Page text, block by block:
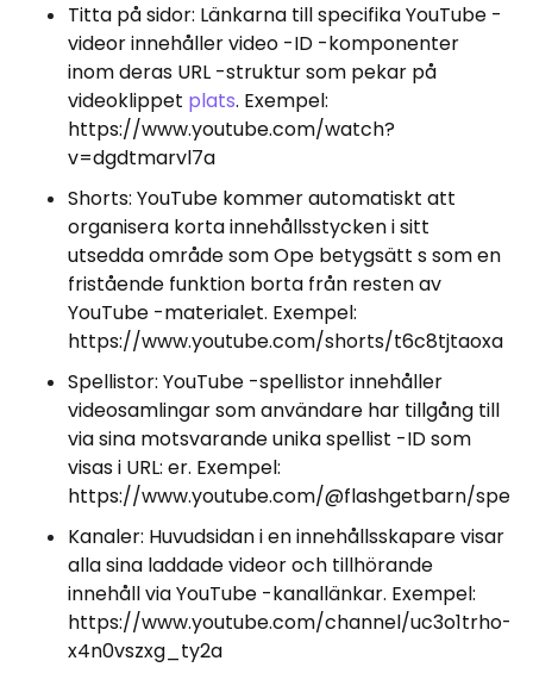
Titta på sidor: Länkarna till specifika YouTube -
videor innehåller video -ID -komponenter
inom deras URL -struktur som pekar på
videoklippet plats. Exempel:
https://www.youtube.com/watch?
v=dgdtmarvl7a
Shorts: YouTube kommer automatiskt att
organisera korta innehållsstycken i sitt
utsedda område som Ope betygsätt s som en
fristående funktion borta från resten av
YouTube -materialet. Exempel:
https://www.youtube.com/shorts/t6c8tjtaoxa
Spellistor: YouTube -spellistor innehåller
videosamlingar som användare har tillgång till
via sina motsvarande unika spellist -ID som
visas i URL: er. Exempel:
https://www.youtube.com/@flashgetbarn/
Kanaler: Huvudsidan i en innehållsskapare visar
alla sina laddade videor och tillhörande
innehåll via YouTube -kanallänkar. Exempel:
https://www.youtube.com/channel/uc3o1trho-
x4n0vszxg_ty2a